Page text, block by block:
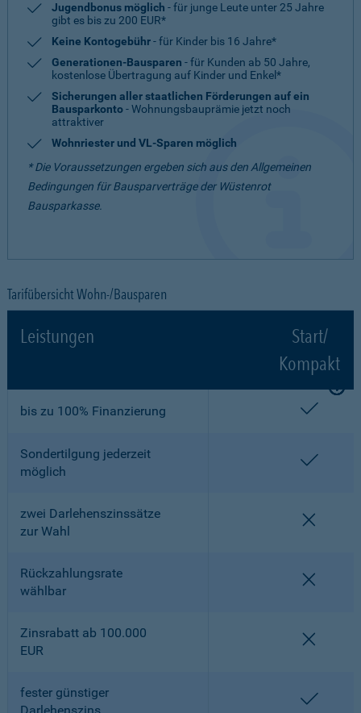
Jugendbonus möglich - für junge Leute unter 25 Jahre
gibt es bis zu 200 EUR*
Keine Kontogebühr- für Kinder bis 16 Jahre*
Generationen-Bausparen - für Kunden ab 50 Jahre,
kostenlose Übertragung auf Kinder und Enkel*
Sicherungen aller staatlichen Förderungen auf ein
Bausparkonto- Wohnungsbauprämie jetzt noch
attraktiver
Wohnriester und VL-Sparen möglich
* Die Voraussetzungen ergeben sich aus den Allgemeinen
Bedingungen für Bausparverträge der Wüstenrot
Bausparkasse.
Tarifübersicht Wohn-/Bausparen
Leistungen
Start/
Kompakt
bis zu 100% Finanzierung
Sondertilgung jederzeit
möglich
zwei Darlehenszinssätze
zur Wahl
Rückzahlungsrate
wählbar
Zinsrabatt ab 100.000
EUR
fester günstiger